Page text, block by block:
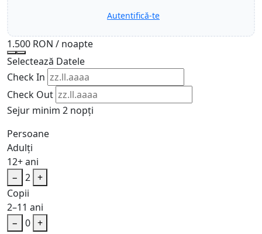
Autentifică-te
1.500 RON / noapte
Selectează Datele
Check In
Check Out
Sejur minim 2 nopți
Persoane
Adulți
12+ ani
−
2 +
Copii
2–11 ani
−
0 +